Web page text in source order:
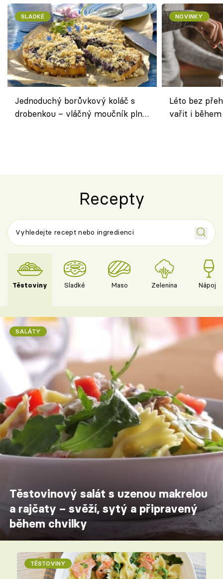
SLADKÉ
Jednoduchý borůvkový koláč s
drobenkou – vláčný moučník plný
NOVINKY
Léto bez
vařit i
Recepty
Těstoviny Sladké Maso Zelenina Nápoje
SALÁTY
Těstovinový salát s uzenou makrelou
a rajčaty – svěží, sytý a připravený
během chvilky
TĚSTOVINY